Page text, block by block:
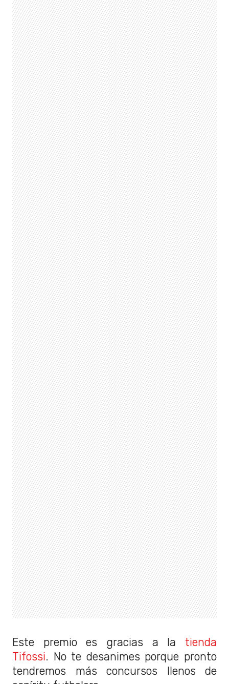
Este premio es gracias a la tienda
Tifossi. No te desanimes porque pronto
tendremos más concursos llenos de